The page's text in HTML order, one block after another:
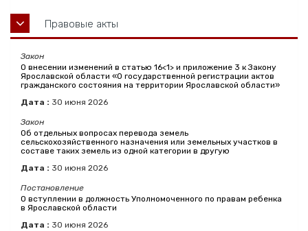
Правовые акты
Закон
О внесении изменений в статью 16<1> и приложение 3 к Закону
Ярославской области «О государственной регистрации актов
гражданского состояния на территории Ярославской области»
Дата : 30 июня 2026
Закон
Об отдельных вопросах перевода земель
сельскохозяйственного назначения или земельных участков в
составе таких земель из одной категории в другую
Дата : 30 июня 2026
Постановление
О вступлении в должность Уполномоченного по правам ребенка
в Ярославской области
Дата : 30 июня 2026